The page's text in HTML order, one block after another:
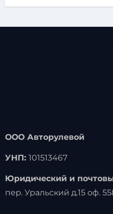
ООО Авторулевой
УНП: 101513467
Юридический и
пер. Уральский д.15 оф.